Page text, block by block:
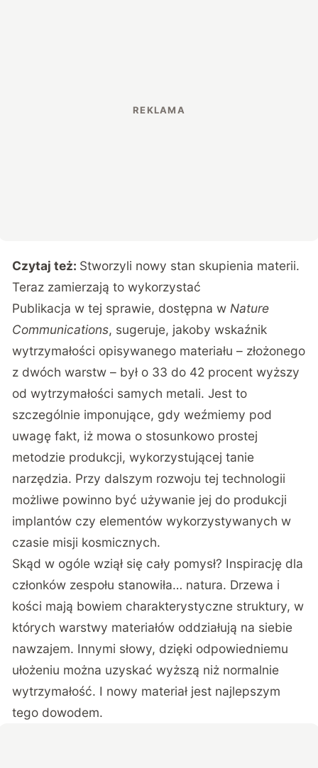
Czytaj też: Stworzyli nowy stan skupienia materii.
Teraz zamierzają to wykorzystać
Publikacja w tej sprawie, dostępna w Nature
Communications, sugeruje, jakoby wskaźnik
wytrzymałości opisywanego materiału – złożonego
z dwóch warstw – był o 33 do 42 procent wyższy
od wytrzymałości samych metali. Jest to
szczególnie imponujące, gdy weźmiemy pod
uwagę fakt, iż mowa o stosunkowo prostej
metodzie produkcji, wykorzystującej tanie
narzędzia. Przy dalszym rozwoju tej technologii
możliwe powinno być używanie jej do produkcji
implantów czy elementów wykorzystywanych w
czasie misji kosmicznych.
Skąd w ogóle wziął się cały pomysł? Inspirację dla
członków zespołu stanowiła… natura. Drzewa i
kości mają bowiem charakterystyczne struktury, w
których warstwy materiałów oddziałują na siebie
nawzajem. Innymi słowy, dzięki odpowiedniemu
ułożeniu można uzyskać wyższą niż normalnie
wytrzymałość. I nowy materiał jest najlepszym
tego dowodem.